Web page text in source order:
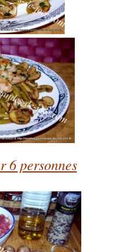
6 personnes